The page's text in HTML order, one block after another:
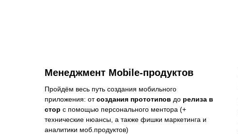
Менеджмент Mobile-продуктов
Пройдём весь путь создания мобильного
приложения: отсоздания прототипов до релиза в
стор с помощью персонального ментора (+
технические нюансы, а также фишки маркетинга и
аналитики моб.продуктов)